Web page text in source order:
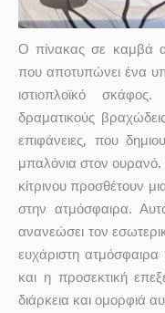
Ο πίνακας σε καμβά
που αποτυπώνει ένα
ιστιοπλοϊκό
δραματικούς
επιφάνειες, που
μπαλόνια στον ουρανό.
κίτρινου προσθέτουν
στην ατμόσφαιρα.
ανανεώσει τον
ευχάριστη
και η προσεκτική
διάρκεια και ομορφιά